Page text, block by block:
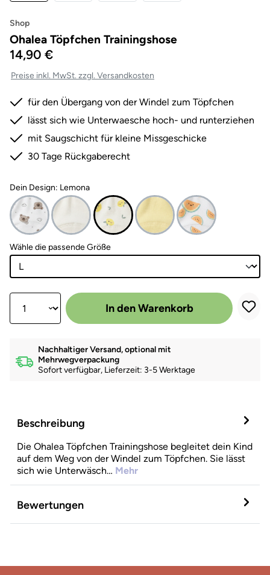
Shop
Ohalea Töpfchen Trainingshose
14,90 €
Preise inkl. MwSt. zzgl. Versandkosten
für den Übergang von der Windel zum Töpfchen
lässt sich wie Unterwaesche hoch- und runterziehen
mit Saugschicht für kleine Missgeschicke
30 Tage Rückgaberecht
Dein Design: Lemona
Wähle die passende Größeauswählen
Produkt Anzahl: Gib den gewünschten Wert ein oder benutze die
In den Warenkorb
Nachhaltiger Versand, optional mit
Mehrwegverpackung
Sofort verfügbar, Lieferzeit: 3-5 Werktage
Beschreibung
Die Ohalea Töpfchen Trainingshose begleitet dein Kind
auf dem Weg von der Windel zum Töpfchen. Sie lässt
sich wie Unterwäsch… Mehr
Bewertungen